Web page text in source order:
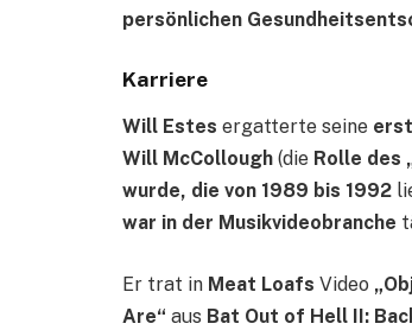
persönlichen
Karriere
Will Estes ergatterte seine
Will McCollough (die Rolle des
wurde, die von 1989 bis 1992
war in der Musikvideobranche
Er trat in Meat Loafs Video
Are“ aus Bat Out of Hell II: